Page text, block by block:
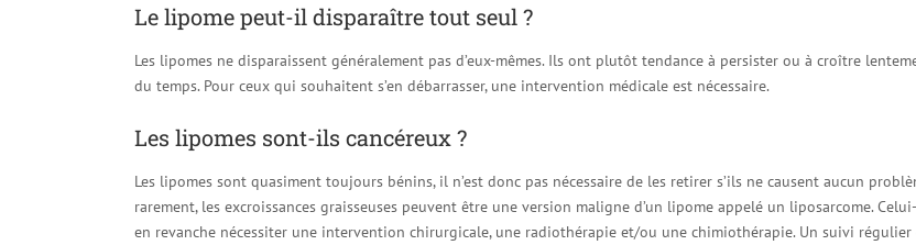
Le lipome peut-il disparaître tout seul ?
Les lipomes ne disparaissent généralement pas d’eux-mêmes. Ils ont plutôt tendance à persister ou à croître
du temps. Pour ceux qui souhaitent s’en débarrasser, une intervention médicale est nécessaire.
Les lipomes sont-ils cancéreux ?
Les lipomes sont quasiment toujours bénins, il n’est donc pas nécessaire de les retirer s’ils ne causent aucun
rarement, les excroissances graisseuses peuvent être une version maligne d’un lipome appelé un liposarcome.
en revanche nécessiter une intervention chirurgicale, une radiothérapie et/ou une chimiothérapie. Un suivi régulier